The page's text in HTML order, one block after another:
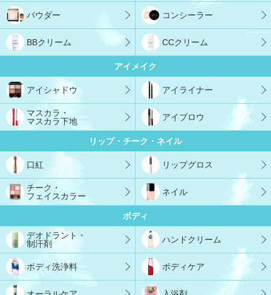
パウダー コンシーラー
BBクリーム CCクリーム
アイメイク
アイシャドウ アイライナー
マスカラ・
マスカラ下地
アイブロウ
リップ・チーク・ネイル
口紅 リップグロス
チーク・
フェイスカラー
ネイル
ボディ
デオドラント・
制汗剤
ハンドクリーム
ボディ洗浄料 ボディケア